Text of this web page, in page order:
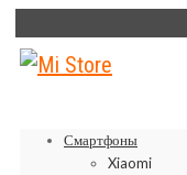
Смартфоны
Xiaomi